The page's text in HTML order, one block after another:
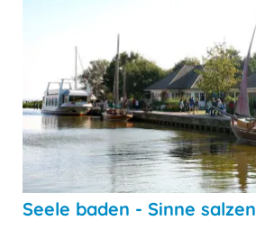
Seele baden - Sinne salzen